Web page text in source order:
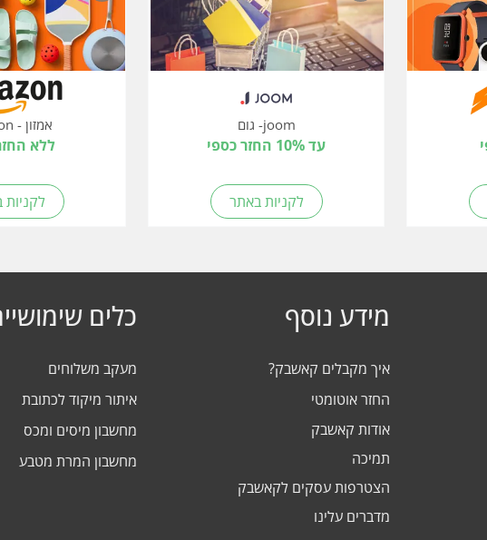
joom- גום
עד 10% החזר כספי
לקניות באתר
אמזון - amazon
ללא
מידע נוסף
איך מקבלים קאשבק?
החזר אוטומטי
אודות קאשבק
תמיכה
הצטרפות עסקים לקאשבק
מדברים עלינו
כלים
מעקב משלוחים
איתור מיקוד לכתובת
מחשבון מיסים ומכס
מחשבון המרת מטבע